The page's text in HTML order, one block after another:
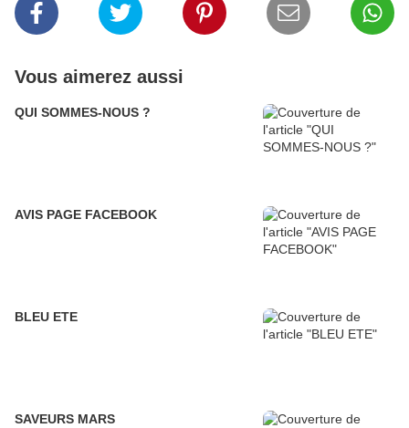
Vous aimerez aussi
QUI SOMMES-NOUS ?
AVIS PAGE FACEBOOK
BLEU ETE
SAVEURS MARS